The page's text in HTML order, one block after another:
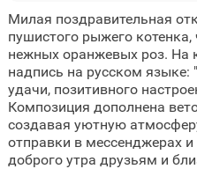
Милая поздравительная
пушистого рыжего
нежных оранжевых роз. На
надпись на русском
удачи, позитивного
Композиция дополнена
создавая уютную
отправки в мессенджерах
доброго утра друзьям и